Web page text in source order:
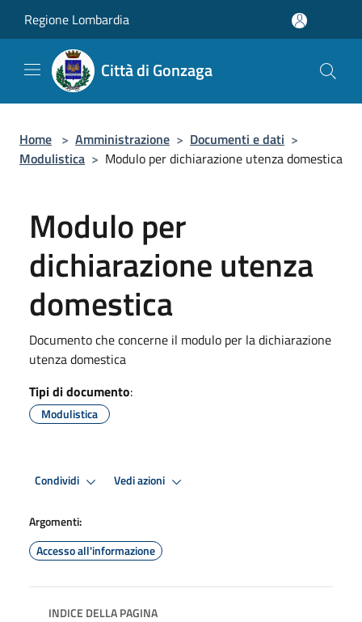
Regione Lombardia
Città di Gonzaga
Home > Amministrazione > Documenti e dati >
Modulistica > Modulo per dichiarazione utenza domestica
Modulo per
dichiarazione utenza
domestica
Documento che concerne il modulo per la dichiarazione
utenza domestica
Tipi di documento:
Modulistica
Condividi Vedi azioni
Argomenti:
Accesso all'informazione
INDICE DELLA PAGINA